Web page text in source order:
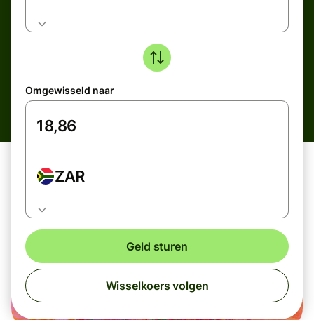
Omgewisseld naar
ZAR
Geld sturen
Wisselkoers volgen